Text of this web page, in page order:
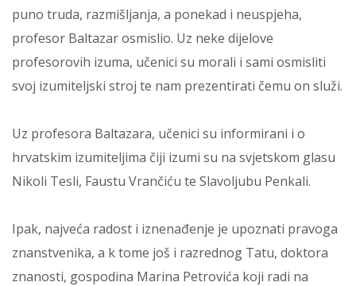
puno truda, razmišljanja, a ponekad i neuspjeha,
profesor Baltazar osmislio. Uz neke dijelove
profesorovih izuma, učenici su morali i sami osmisliti
svoj izumiteljski stroj te nam prezentirati čemu on služi.
Uz profesora Baltazara, učenici su informirani i o
hrvatskim izumiteljima čiji izumi su na svjetskom glasu
Nikoli Tesli, Faustu Vrančiću te Slavoljubu Penkali.
Ipak, najveća radost i iznenađenje je upoznati pravoga
znanstvenika, a k tome još i razrednog Tatu, doktora
znanosti, gospodina Marina Petrovića koji radi na